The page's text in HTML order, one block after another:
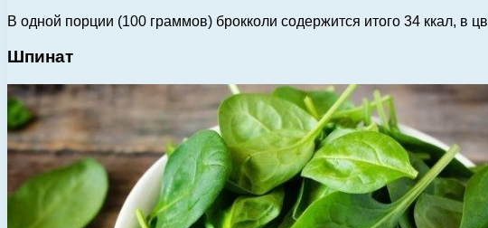
В одной порции (100 граммов) брокколи содержится итого 34 ккал, в
Шпинат